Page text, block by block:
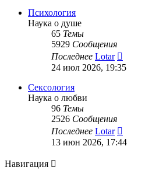
Психология
Наука о душе
65 Темы
5929 Сообщения
Последнее Lotar
к
24 июл 2026, 19:35
Сексология
Наука о любви
96 Темы
2526 Сообщения
Последнее Lotar
к
13 июн 2026, 17:44
Навигация